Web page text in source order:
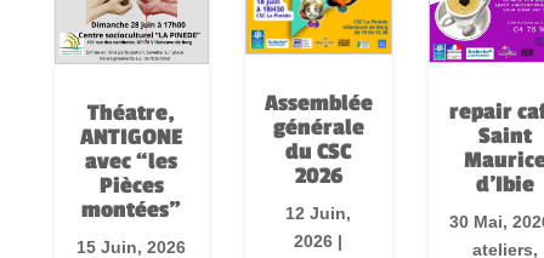
Théatre,
ANTIGONE
avec “les
Pièces
montées”
15 Juin, 2026
Assemblée
générale
du CSC
2026
12 Juin,
2026 |
repair
Saint
d’Ibie
30 Mai,
ateliers,